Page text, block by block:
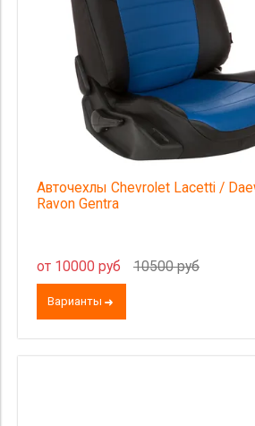
Страна происхождения
Авточехлы Chevrolet Lacetti /
Ravon Gentra
от 10000 руб 10500 руб
Варианты